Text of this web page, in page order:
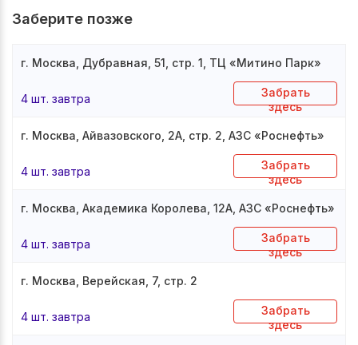
Заберите позже
г. Москва, Дубравная, 51, стр. 1, ТЦ «Митино Парк»
4 шт. завтра
Забрать
здесь
г. Москва, Айвазовского, 2А, стр. 2, АЗС «Роснефть»
4 шт. завтра
Забрать
здесь
г. Москва, Академика Королева, 12А, АЗС «Роснефть»
4 шт. завтра
Забрать
здесь
г. Москва, Верейская, 7, стр. 2
4 шт. завтра
Забрать
здесь